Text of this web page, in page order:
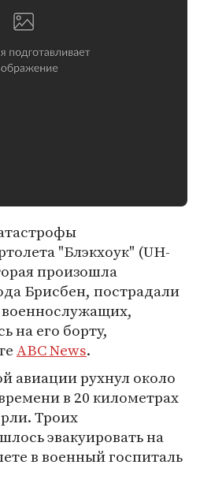
"Блэкхоук" (UH-
произошла
Брисбен, пострадали
на его борту,
ABC News.
авиации рухнул около
в 20 километрах
Троих
эвакуировать на
в военный госпиталь